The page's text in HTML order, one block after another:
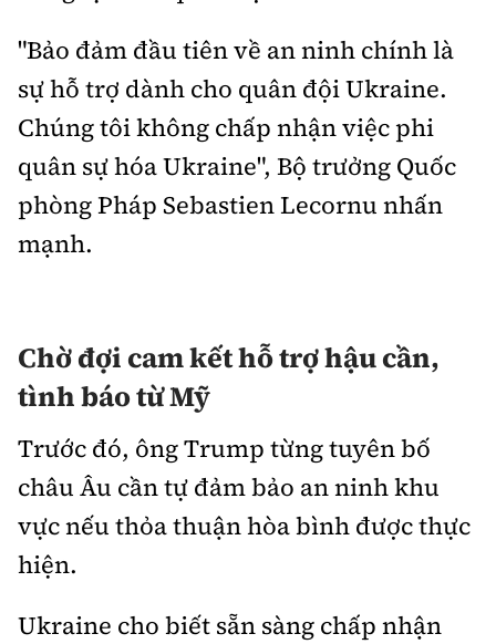
"Bảo đảm đầu tiên về an ninh chính là
sự hỗ trợ dành cho quân đội Ukraine.
Chúng tôi không chấp nhận việc phi
quân sự hóa Ukraine", Bộ trưởng Quốc
phòng Pháp Sebastien Lecornu nhấn
mạnh.
Chờ đợi cam kết hỗ trợ hậu cần,
tình báo từ Mỹ
Trước đó, ông Trump từng tuyên bố
châu Âu cần tự đảm bảo an ninh khu
vực nếu thỏa thuận hòa bình được thực
hiện.
Ukraine cho biết sẵn sàng chấp nhận